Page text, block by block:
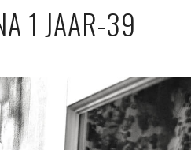
1 JAAR-39